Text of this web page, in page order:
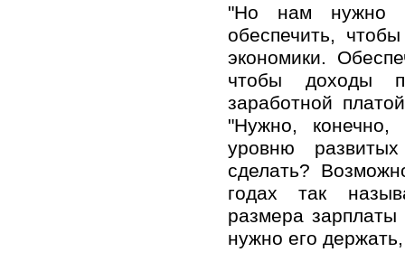
"Но нам нужно
обеспечить,
экономики.
чтобы доходы
заработной
"Нужно, конечно,
уровню
сделать?
годах так
размера
нужно его